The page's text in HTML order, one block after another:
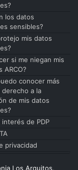
los datos
sensibles?
mis datos
si me niegan mis
ARCO?
conocer más
derecho a la
de mis datos
interés de PDP
privacidad
Los Arquitos,